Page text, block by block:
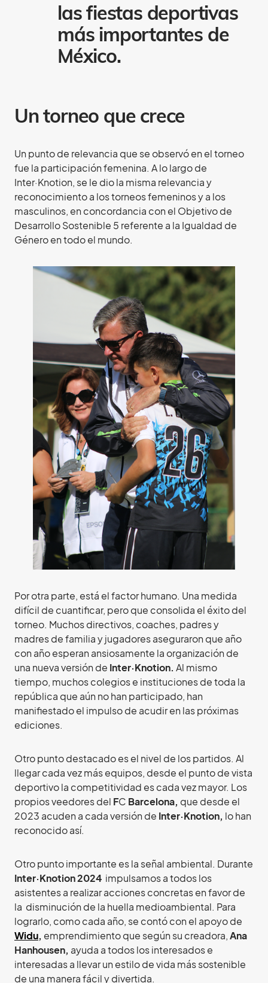
las fiestas deportivas
más importantes de
México.
Un torneo que crece
Un punto de relevancia que se observó en el torneo
fue la participación femenina. A lo largo de
Inter·Knotion, se le dio la misma relevancia y
reconocimiento a los torneos femeninos y a los
masculinos, en concordancia con el Objetivo de
Desarrollo Sostenible 5 referente a la Igualdad de
Género en todo el mundo.
Por otra parte, está el factor humano. Una medida
difícil de cuantificar, pero que consolida el éxito del
torneo. Muchos directivos, coaches, padres y
madres de familia y jugadores aseguraron que año
con año esperan ansiosamente la organización de
una nueva versión de Inter·Knotion. Al mismo
tiempo, muchos colegios e instituciones de toda la
república que aún no han participado, han
manifiestado el impulso de acudir en las próximas
ediciones.
Otro punto destacado es el nivel de los partidos. Al
llegar cada vez más equipos, desde el punto de vista
deportivo la competitividad es cada vez mayor. Los
propios veedores del FC Barcelona, que desde el
2023 acuden a cada versión de Inter·Knotion, lo han
reconocido así.
Otro punto importante es la señal ambiental. Durante
Inter·Knotion 2024 impulsamos a todos los
asistentes a realizar acciones concretas en favor de
la disminución de la huella medioambiental. Para
lograrlo, como cada año, se contó con el apoyo de
Widu, emprendimiento que según su creadora,Ana
Hanhousen, ayuda a todos los interesados e
interesadas a llevar un estilo de vida más sostenible
de una manera fácil y divertida.